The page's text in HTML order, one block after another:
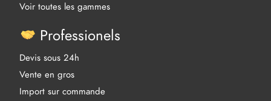
Voir toutes les gammes
Professionels
Devis sous 24h
Vente en gros
Import sur commande